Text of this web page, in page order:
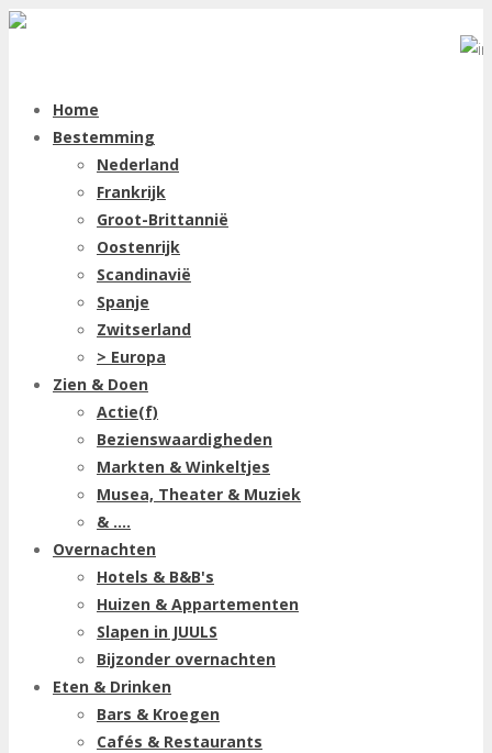
Home
Bestemming
Nederland
Frankrijk
Groot-Brittannië
Oostenrijk
Scandinavië
Spanje
Zwitserland
> Europa
Zien & Doen
Actie(f)
Bezienswaardigheden
Markten & Winkeltjes
Musea, Theater & Muziek
& ....
Overnachten
Hotels & B&B's
Huizen & Appartementen
Slapen in JUULS
Bijzonder overnachten
Eten & Drinken
Bars & Kroegen
Cafés & Restaurants